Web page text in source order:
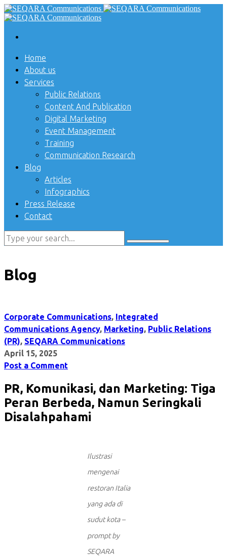
Home
About us
Services
Public Relations
Content And Publication
Digital Marketing
Event Management
Training
Communication Research
Blog
Articles
Infographics
Press Release
Contact
Blog
Corporate Communications, Integrated
Communications Agency, Marketing, Public Relations
(PR), SEQARA Communications
April 15, 2025
Post a Comment
PR, Komunikasi, dan Marketing: Tiga
Peran Berbeda, Namun Seringkali
Disalahpahami
Ilustrasi
mengenai
restoran Italia
yang ada di
sudut kota –
prompt by
SEQARA